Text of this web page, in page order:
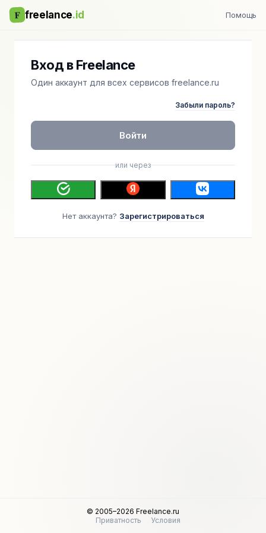
F freelance.id Помощь
Вход в Freelance
Один аккаунт для всех сервисов freelance.ru
Забыли пароль?
Войти
или через
Нет аккаунта? Зарегистрироваться
© 2005–2026 Freelance.ru
Приватность
Условия